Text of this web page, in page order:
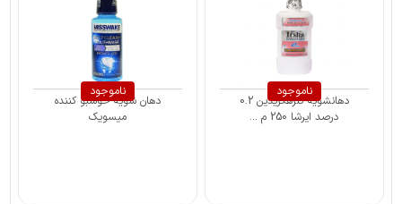
ناموجود
دهانشویه کلرهگزیدین 0.2
درصد ایرشا 250 م ...
ناموجود
دهان شویه خوشبو کننده
میسویک